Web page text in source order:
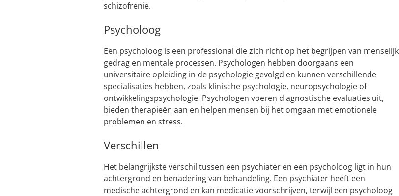
schizofrenie.
Psycholoog
Een psycholoog is een professional die zich richt op het begrijpen van menselijk
gedrag en mentale processen. Psychologen hebben doorgaans een
universitaire opleiding in de psychologie gevolgd en kunnen verschillende
specialisaties hebben, zoals klinische psychologie, neuropsychologie of
ontwikkelingspsychologie. Psychologen voeren diagnostische evaluaties uit,
bieden therapieën aan en helpen mensen bij het omgaan met emotionele
problemen en stress.
Verschillen
Het belangrijkste verschil tussen een psychiater en een psycholoog ligt in hun
achtergrond en benadering van behandeling. Een psychiater heeft een
medische achtergrond en kan medicatie voorschrijven, terwijl een psycholoog